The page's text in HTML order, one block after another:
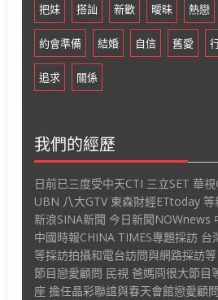
把妹 搭訕 新歡 曖昧 熱戀
約會準備 結婚 自信 舊愛
追求 關係
我們的經歷
日前已三度受中天CTI 三立SET 華
UBN 八大GTV 東森財經ETtoday
新浪SINA新聞 今日新聞NOWnews
中國時報CHINA TIMES專題採訪
等採訪拍攝和電台訪問與網路採訪
節目戀愛顧問 民視 爸媽冏很大節目
座 擔任晶彩聯誼與春天會館戀愛顧